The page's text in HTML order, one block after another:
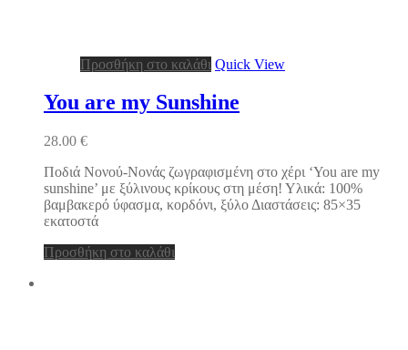
Προσθήκη στο καλάθι Quick View
You are my Sunshine
28.00 €
Ποδιά Νονού-Νονάς ζωγραφισμένη στο χέρι ‘You are my
sunshine’ με ξύλινους κρίκους στη μέση! Υλικά: 100%
βαμβακερό ύφασμα, κορδόνι, ξύλο Διαστάσεις: 85×35
εκατοστά
Προσθήκη στο καλάθι